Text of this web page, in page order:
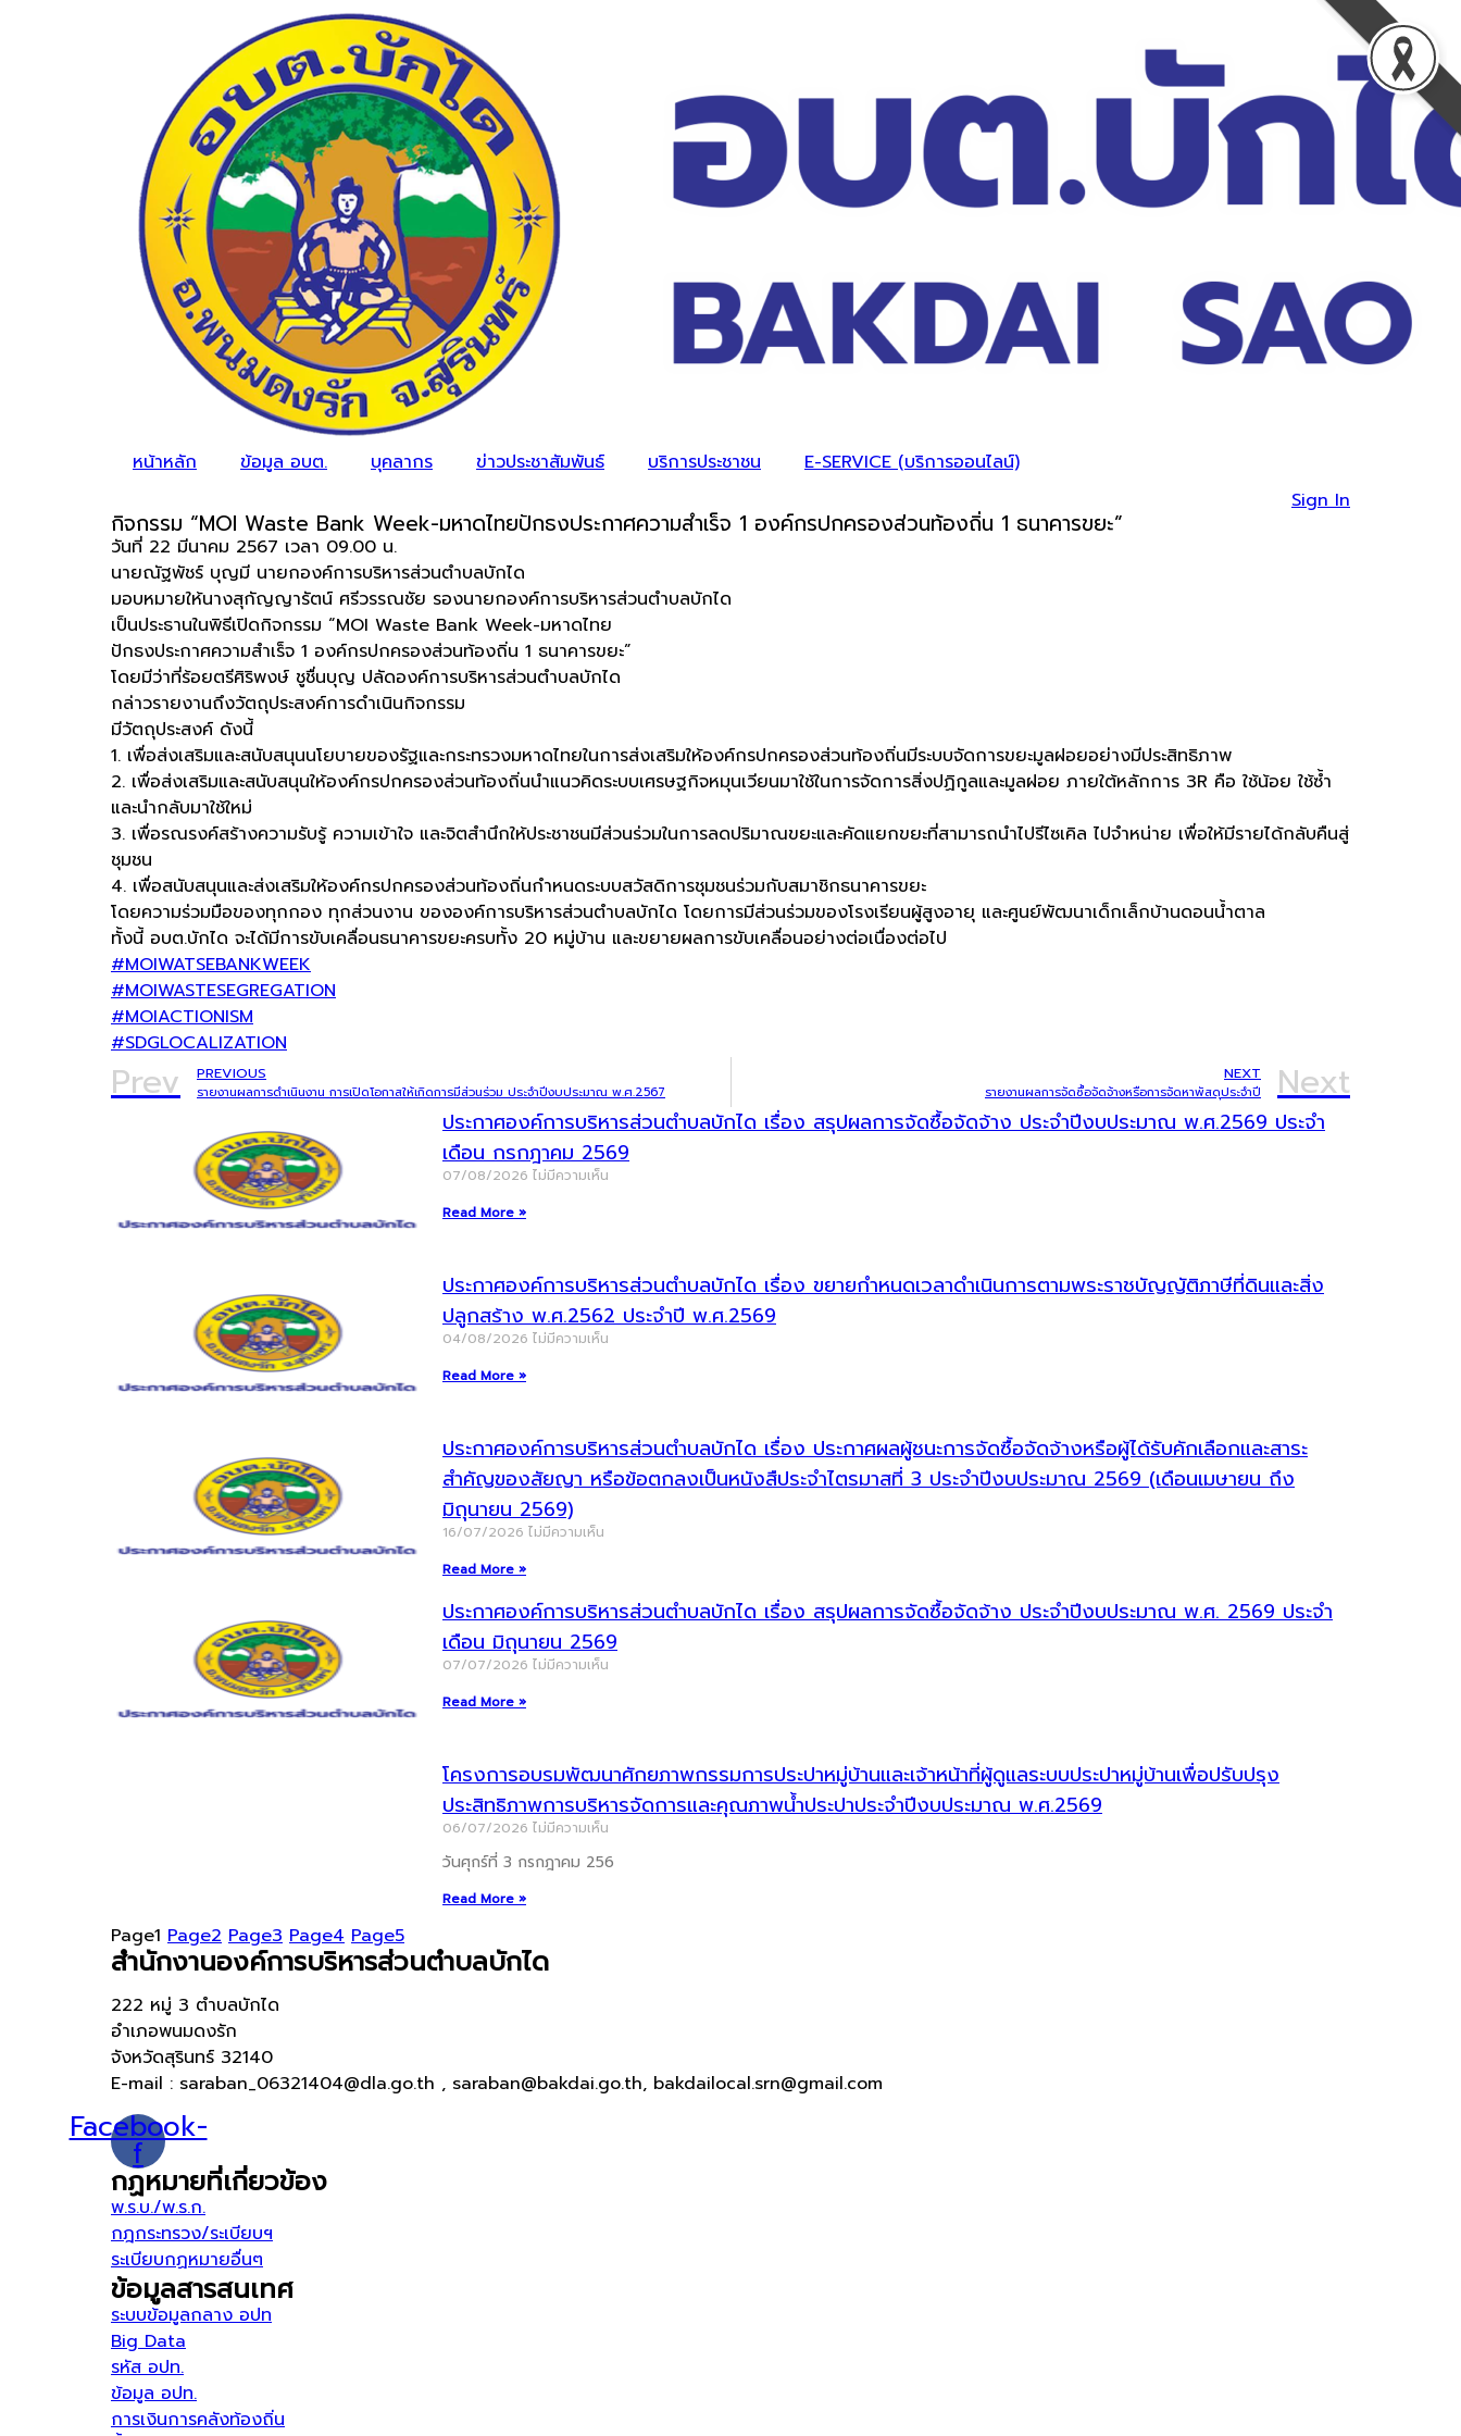
หน้าหลัก ข้อมูล อบต. บุคลากร ข่าวประชาสัมพันธ์ บริการประชาชน
E-SERVICE (บริการออนไลน์)
Sign In
กิจกรรม “MOI Waste Bank Week-มหาดไทยปักธงประกาศความสำเร็จ 1 องค์กรปกครองส่วนท้องถิ่น 1 ธนาคารขยะ”
วันที่ 22 มีนาคม 2567 เวลา 09.00 น.
นายณัฐพัชร์ บุญมี นายกองค์การบริหารส่วนตำบลบักได
มอบหมายให้นางสุกัญญารัตน์ ศรีวรรณชัย รองนายกองค์การบริหารส่วนตำบลบักได
เป็นประธานในพิธีเปิดกิจกรรม “MOI Waste Bank Week-มหาดไทย
ปักธงประกาศความสำเร็จ 1 องค์กรปกครองส่วนท้องถิ่น 1 ธนาคารขยะ”
โดยมีว่าที่ร้อยตรีศิริพงษ์ ชูชื่นบุญ ปลัดองค์การบริหารส่วนตำบลบักได
กล่าวรายงานถึงวัตถุประสงค์การดำเนินกิจกรรม
มีวัตถุประสงค์ ดังนี้
1. เพื่อส่งเสริมและสนับสนุนนโยบายของรัฐและกระทรวงมหาดไทยในการส่งเสริมให้องค์กรปกครองส่วนท้องถิ่นมีระบบจัดการขยะมูลฝอยอย่างมีประสิทธิภาพ
2. เพื่อส่งเสริมและสนับสนุนให้องค์กรปกครองส่วนท้องถิ่นนำแนวคิดระบบเศรษฐกิจหมุนเวียนมาใช้ในการจัดการสิ่งปฏิกูลและมูลฝอย ภายใต้หลักการ 3R คือ ใช้น้อย ใช้ซ้ำ
และนำกลับมาใช้ใหม่
3. เพื่อรณรงค์สร้างความรับรู้ ความเข้าใจ และจิตสำนึกให้ประชาชนมีส่วนร่วมในการลดปริมาณขยะและคัดแยกขยะที่สามารถนำไปรีไซเคิล ไปจำหน่าย เพื่อให้มีรายได้กลับคืนสู่
ชุมชน
4. เพื่อสนับสนุนและส่งเสริมให้องค์กรปกครองส่วนท้องถิ่นกำหนดระบบสวัสดิการชุมชนร่วมกับสมาชิกธนาคารขยะ
โดยความร่วมมือของทุกกอง ทุกส่วนงาน ขององค์การบริหารส่วนตำบลบักได โดยการมีส่วนร่วมของโรงเรียนผู้สูงอายุ และศูนย์พัฒนาเด็กเล็กบ้านดอนน้ำตาล
ทั้งนี้ อบต.บักได จะได้มีการขับเคลื่อนธนาคารขยะครบทั้ง 20 หมู่บ้าน และขยายผลการขับเคลื่อนอย่างต่อเนื่องต่อไป
#MOIWATSEBANKWEEK
#MOIWASTESEGREGATION
#MOIACTIONISM
#SDGLOCALIZATION
Prev PREVIOUS
รายงานผลการดำเนินงาน การเปิดโอกาสให้เกิดการมีส่วนร่วม ประจำปีงบประมาณ พ.ศ.2567
NEXT
รายงานผลการจัดซื้อจัดจ้างหรือการจัดหาพัสดุประจำปี Next
ประกาศองค์การบริหารส่วนตำบลบักได เรื่อง สรุปผลการจัดซื้อจัดจ้าง ประจำปีงบประมาณ พ.ศ.2569 ประจำ
เดือน กรกฎาคม 2569
07/08/2026 ไม่มีความเห็น
Read More »
ประกาศองค์การบริหารส่วนตำบลบักได เรื่อง ขยายกำหนดเวลาดำเนินการตามพระราชบัญญัติภาษีที่ดินและสิ่ง
ปลูกสร้าง พ.ศ.2562 ประจำปี พ.ศ.2569
04/08/2026 ไม่มีความเห็น
Read More »
ประกาศองค์การบริหารส่วนตำบลบักได เรื่อง ประกาศผลผู้ชนะการจัดซื้อจัดจ้างหรือผู้ได้รับคักเลือกและสาระ
สำคัญของสัยญา หรือข้อตกลงเป็นหนังสืประจำไตรมาสที่ 3 ประจำปีงบประมาณ 2569 (เดือนเมษายน ถึง
มิถุนายน 2569)
16/07/2026 ไม่มีความเห็น
Read More »
ประกาศองค์การบริหารส่วนตำบลบักได เรื่อง สรุปผลการจัดซื้อจัดจ้าง ประจำปีงบประมาณ พ.ศ. 2569 ประจำ
เดือน มิถุนายน 2569
07/07/2026 ไม่มีความเห็น
Read More »
โครงการอบรมพัฒนาศักยภาพกรรมการประปาหมู่บ้านและเจ้าหน้าที่ผู้ดูแลระบบประปาหมู่บ้านเพื่อปรับปรุง
ประสิทธิภาพการบริหารจัดการและคุณภาพน้ำประปาประจำปีงบประมาณ พ.ศ.2569
06/07/2026 ไม่มีความเห็น
วันศุกร์ที่ 3 กรกฎาคม 256
Read More »
Page1 Page2 Page3 Page4 Page5
สำนักงานองค์การบริหารส่วนตำบลบักได
222 หมู่ 3 ตำบลบักได
อำเภอพนมดงรัก
จังหวัดสุรินทร์ 32140
E-mail : saraban_06321404@dla.go.th , saraban@bakdai.go.th, bakdailocal.srn@gmail.com
Facebook-
f
กฏหมายที่เกี่ยวข้อง
พ.ร.บ./พ.ร.ก.
กฎกระทรวง/ระเบียบฯ
ระเบียบกฏหมายอื่นๆ
ข้อมูลสารสนเทศ
ระบบข้อมูลกลาง อปท
Big Data
รหัส อปท.
ข้อมูล อปท.
การเงินการคลังท้องถิ่น